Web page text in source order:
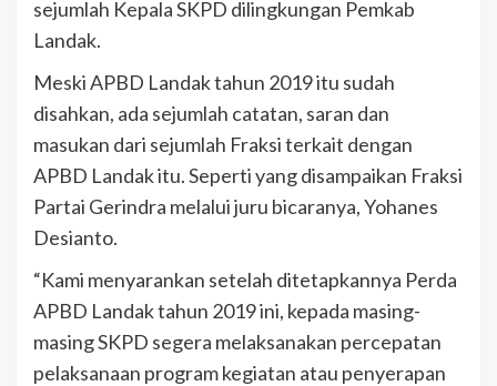
sejumlah Kepala SKPD dilingkungan Pemkab
Landak.
Meski APBD Landak tahun 2019 itu sudah
disahkan, ada sejumlah catatan, saran dan
masukan dari sejumlah Fraksi terkait dengan
APBD Landak itu. Seperti yang disampaikan Fraksi
Partai Gerindra melalui juru bicaranya, Yohanes
Desianto.
“Kami menyarankan setelah ditetapkannya Perda
APBD Landak tahun 2019 ini, kepada masing-
masing SKPD segera melaksanakan percepatan
pelaksanaan program kegiatan atau penyerapan